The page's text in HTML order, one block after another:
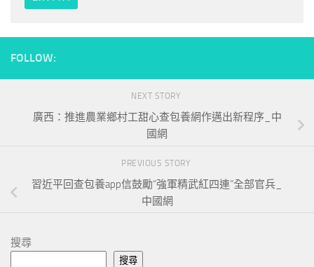
FOLLOW:
NEXT STORY
廣西：推進農業鄉村工甜心查包養網作邁出新程序_中
國網
PREVIOUS STORY
習近平回查包養app信鼓勵“強軍精武紅四連”全部官兵_
中國網
搜尋
搜尋